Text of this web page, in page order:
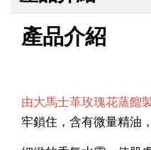
產品介紹
由大馬士革玫瑰花蒸餾
牢鎖住，含有微量精油，